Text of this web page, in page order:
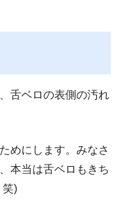
舌ベロの表側の汚れ
めにします。みなさ
本当は舌ベロもきち
笑)